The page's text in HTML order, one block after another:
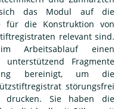
sich das Modul auf die
für die Konstruktion von
relevant sind.
Arbeitsablauf einen
unterstützend Fragmente
bereinigt, um die
störungsfrei
Sie haben die